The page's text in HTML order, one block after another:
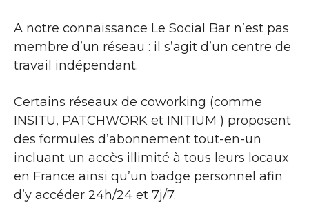
A notre connaissance Le Social Bar n’est pas
membre d’un réseau : il s’agit d’un centre de
travail indépendant.
Certains réseaux de coworking (comme
INSITU, PATCHWORK et INITIUM ) proposent
des formules d’abonnement tout-en-un
incluant un accès illimité à tous leurs locaux
en France ainsi qu’un badge personnel afin
d’y accéder 24h/24 et 7j/7.